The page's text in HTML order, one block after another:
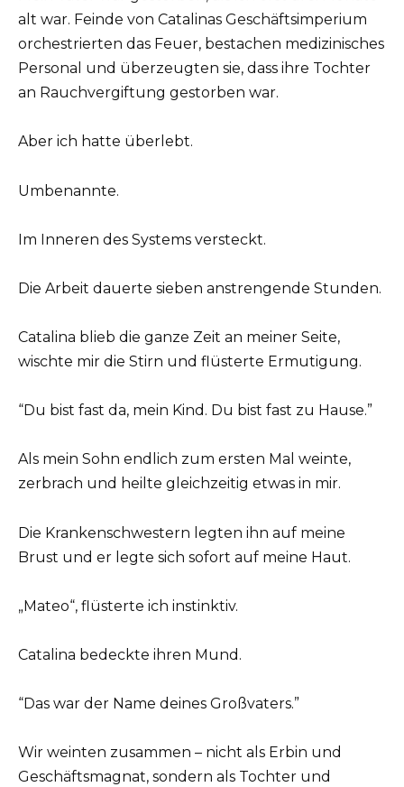
alt war. Feinde von Catalinas Geschäftsimperium
orchestrierten das Feuer, bestachen medizinisches
Personal und überzeugten sie, dass ihre Tochter
an Rauchvergiftung gestorben war.
Aber ich hatte überlebt.
Umbenannte.
Im Inneren des Systems versteckt.
Die Arbeit dauerte sieben anstrengende Stunden.
Catalina blieb die ganze Zeit an meiner Seite,
wischte mir die Stirn und flüsterte Ermutigung.
“Du bist fast da, mein Kind. Du bist fast zu Hause.”
Als mein Sohn endlich zum ersten Mal weinte,
zerbrach und heilte gleichzeitig etwas in mir.
Die Krankenschwestern legten ihn auf meine
Brust und er legte sich sofort auf meine Haut.
„Mateo“, flüsterte ich instinktiv.
Catalina bedeckte ihren Mund.
“Das war der Name deines Großvaters.”
Wir weinten zusammen – nicht als Erbin und
Geschäftsmagnat, sondern als Tochter und